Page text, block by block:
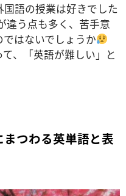
語の授業は好きでした
違う点も多く、苦手意
はないでしょうか
、「英語が難しい」と
つわる英単語と表